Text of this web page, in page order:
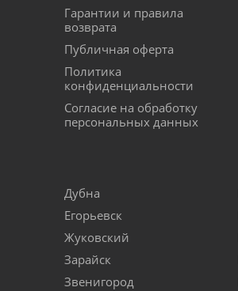
Гарантии и правила
возврата
Публичная оферта
Политика
конфиденциальности
Согласие на обработку
персональных данных
Дубна
Егорьевск
Жуковский
Зарайск
Звенигород